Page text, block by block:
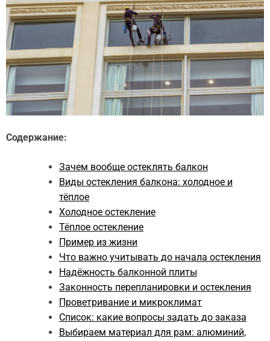
Содержание:
Зачем вообще остеклять балкон
Виды остекления балкона: холодное и
тёплое
Холодное остекление
Тёплое остекление
Пример из жизни
Что важно учитывать до начала остекления
Надёжность балконной плиты
Законность перепланировки и остекления
Проветривание и микроклимат
Список: какие вопросы задать до заказа
Выбираем материал для рам: алюминий,